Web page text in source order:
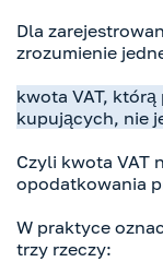
Dla
zrozumienie
kwota VAT,
kupujących, nie
Czyli kwota VAT
opodatkowania
W praktyce
trzy rzeczy: